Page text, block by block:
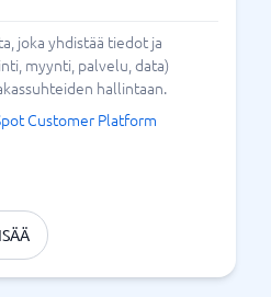
joka yhdistää tiedot ja
myynti, palvelu, data)
hallintaan.
Customer Platform